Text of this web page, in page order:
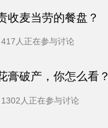
收麦当劳的餐盘？
417人正在参与讨论
膏破产，你怎么看？
1302人正在参与讨论